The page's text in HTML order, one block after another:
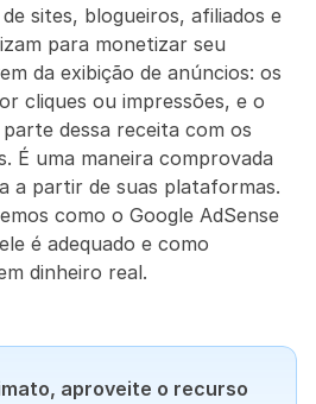
sites, blogueiros, afiliados e
para monetizar seu
da exibição de anúncios: os
cliques ou impressões, e o
dessa receita com os
É uma maneira comprovada
a partir de suas plataformas.
como o Google AdSense
é adequado e como
dinheiro real.
aproveite o recurso